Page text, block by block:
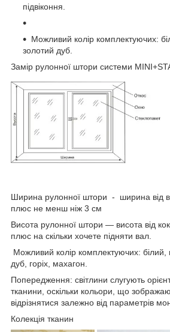
підвіконня.
Можливий колір комплектуючих:
золотий дуб.
Замір рулонної штори системи
Ширина рулонної штори - ширина від
плюс не менш ніж 3 см
Висота рулонної штори — висота від
плюс на скільки хочете підняти вал.
Можливий колір комплектуючих: білий,
дуб, горіх, махагон.
Попередження: світлини слугують
тканини, оскільки кольори, що
відрізнятися залежно від параметрів
Колекція тканин